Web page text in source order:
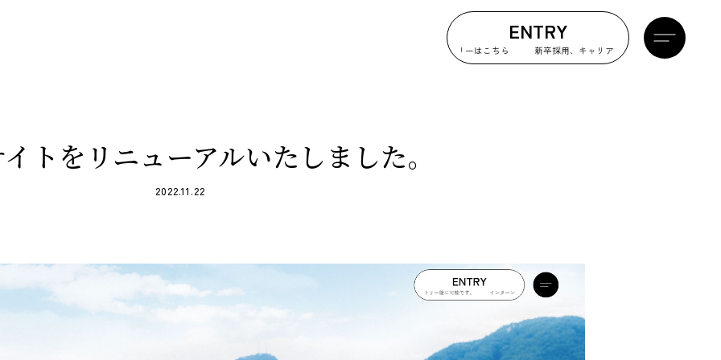
ENTRY
新卒採用、キャリア採用、アルバイト採用のエントリーはこちら 新卒採用、キャリア採用、アルバイト採用のエント
トをリニューアルいたしました。
2022.11.22